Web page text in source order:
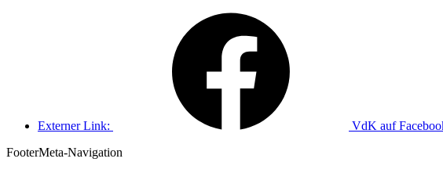
Externer Link:
VdK auf
FooterMeta-Navigation